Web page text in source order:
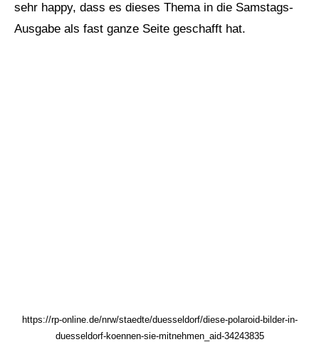
sehr happy, dass es dieses Thema in die Samstags-
Ausgabe als fast ganze Seite geschafft hat.
https://rp-online.de/nrw/staedte/duesseldorf/diese-polaroid-bilder-in-
duesseldorf-koennen-sie-mitnehmen_aid-34243835